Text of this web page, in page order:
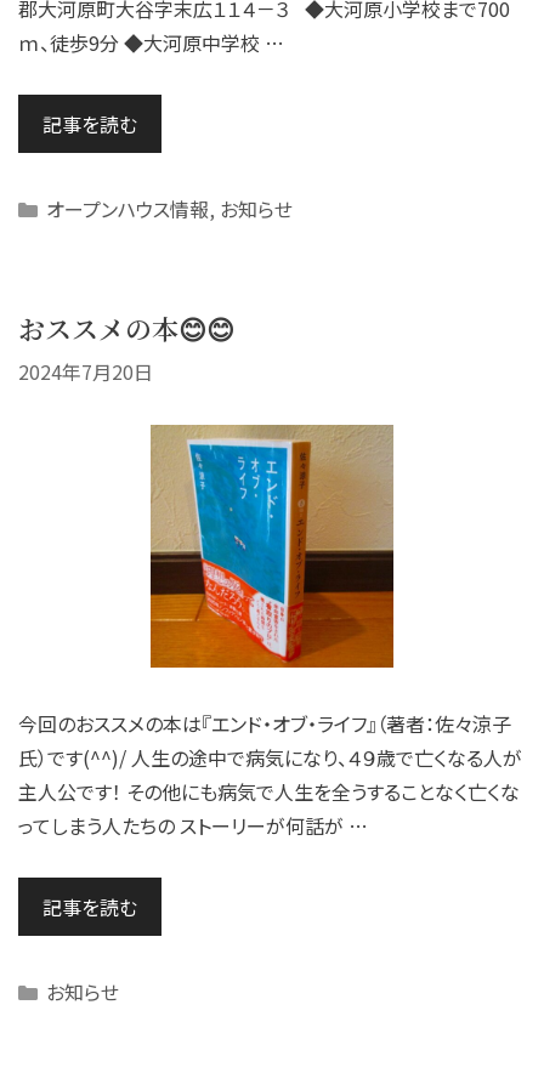
郡大河原町大谷字末広１１４－３ ◆大河原小学校まで700
ｍ、徒歩9分 ◆大河原中学校 …
記事を読む
Categories
オープンハウス情報, お知らせ
おススメの本😊😊
2024年7月20日
今回のおススメの本は『エンド・オブ・ライフ』（著者：佐々涼子
氏）です(^^)/ 人生の途中で病気になり、４９歳で亡くなる人が
主人公です！ その他にも病気で人生を全うすることなく亡くな
ってしまう人たちの ストーリーが何話が …
記事を読む
Categories
お知らせ